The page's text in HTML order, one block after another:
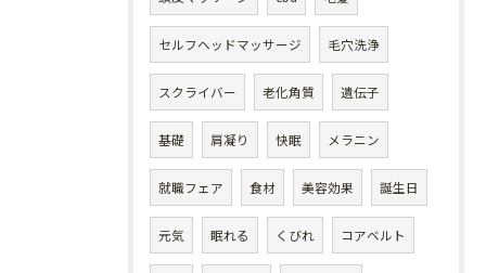
セルフヘッドマッサージ 毛穴洗浄
スクライバー 老化角質 遺伝子
基礎 肩凝り 快眠 メラニン
就職フェア 食材 美容効果 誕生日
元気 眠れる くびれ コアベルト